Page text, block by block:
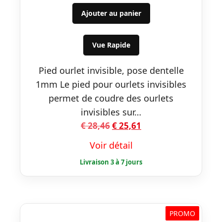
initial
était :
€ 28,46.
actuel
est :
Ajouter au panier
Vue Rapide
Pied ourlet invisible, pose dentelle
1mm Le pied pour ourlets invisibles
permet de coudre des ourlets
invisibles sur…
€28,46Le
initial
était :
€ 28,46.
€25,61
est :
€ 25,61.
Voir détail
PROMO